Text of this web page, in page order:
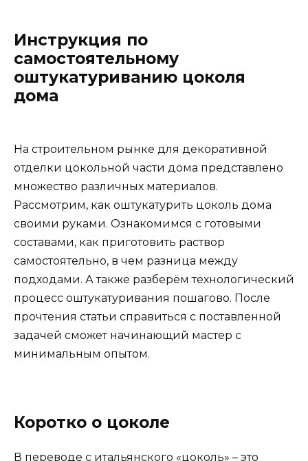
Инструкция по
самостоятельному
оштукатуриванию цоколя
дома
На строительном рынке для декоративной
отделки цокольной части дома представлено
множество различных материалов.
Рассмотрим, как оштукатурить цоколь дома
своими руками. Ознакомимся с готовыми
составами, как приготовить раствор
самостоятельно, в чем разница между
подходами. А также разберём технологический
процесс оштукатуривания пошагово. После
прочтения статьи справиться с поставленной
задачей сможет начинающий мастер с
минимальным опытом.
Коротко о цоколе
В переводе с итальянского «цоколь» – это